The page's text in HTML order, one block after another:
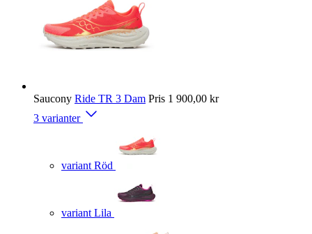
Saucony Ride TR 3 Dam Pris 1 900,00 kr
3 varianter
variant Röd
variant Lila